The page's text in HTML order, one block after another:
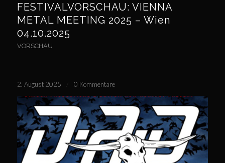
FESTIVALVORSCHAU: VIENNA
METAL MEETING 2025 – Wien
04.10.2025
VORSCHAU
2. August 2025 0 Kommentare